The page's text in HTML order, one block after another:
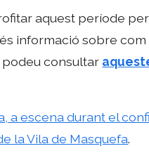
aquest període
informació sobre com
consultar
a escena durant el
la Vila de Masquefa.